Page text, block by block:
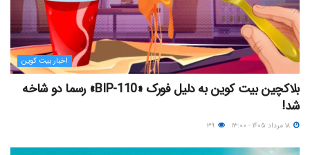
اخبار بیت کوین
بلاکچین بیت کوین به دلیل فورک «BIP-110» رسما دو شاخه
شد!